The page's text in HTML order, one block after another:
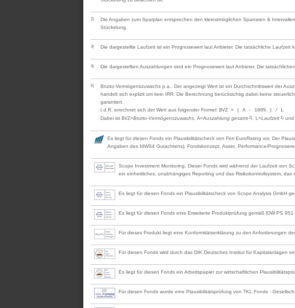
2)
Die Angaben zum Sparplan entsprechen den kleinstmöglichen Sparraten &
Stückelung.
3) Die dargestellte Laufzeit ist ein Prognosewert laut Anbieter. Die tatsächliche Laufzeit
4) Die dargestellten Auszahlungen sind ein Prognosewert laut Anbieter. Die
5)
Brutto-Vermögenszuwachs p.a.. Der angezeigt Wert ist ein Durchschnittswert der
handelt sich explizit um kein IRR. Die Berechnung berücksichtig dabei keine
garantiert.
I.d.R. errechnet sich der Wert aus folgender Formel: BVZ = ( A - 100% ) / L
Dabei ist BVZ=Brutto-Vermögenszuwachs A=Auszahlung gesamt 2) L=Laufzeit 1) und
Es liegt für diesen Fonds ein Plausibilitätscheck von Feri EuroRating vor. Der
Angaben des IdWS4 Gutachtens), Fondskonzept, Asset, Performance/
Scope Investment Monitoring. Dieser Fonds wird während der Laufzeit von
ein einheitliches, unabhängiges Reporting und das Risikokontrollsystem, das
Es liegt für diesen Fonds ein Plausibilitätscheck von Scope Analysis GmbH
Es liegt für diesen Fonds eine Erweiterte Produktprüfung gemäß IDW PS
Für dieses Produkt liegt eine Konformitätserklärung zu den Anforderungen
Für diesen Fonds wird durch das DIK Deutsches Institut für Kapitalanlagen
Es liegt für diesen Fonds ein Arbeitspapier zur wirtschaftlichen
Für diesen Fonds wurde eine Plausibilitätsprüfung von TKL.Fonds -